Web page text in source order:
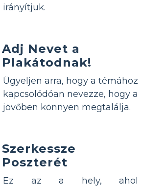
irányítjuk.
Adj Nevet a
Plakátodnak!
Ügyeljen arra, hogy a témához
kapcsolódóan nevezze, hogy a
jövőben könnyen megtalálja.
Szerkessze
Poszterét
Ez az a hely, ahol